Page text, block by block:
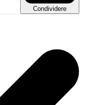
Condividere